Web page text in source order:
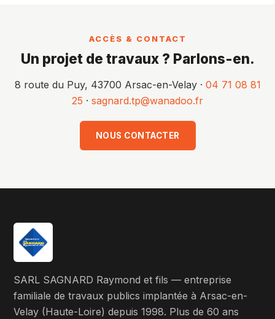
ACCÈS & CONTACT
Un projet de travaux ? Parlons-en.
8 route du Puy, 43700 Arsac-en-Velay · 04 71 08 81
25 · sagnard.tp@wanadoo.fr
NOUS CONTACTER
SARL SAGNARD Raymond et fils — entreprise
familiale de travaux publics implantée à Arsac-en-
Velay (Haute-Loire) depuis 1998. Plus de 60 ans